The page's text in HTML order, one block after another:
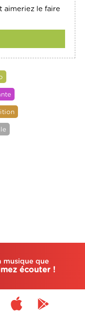
aimeriez le faire
musique que
écouter !